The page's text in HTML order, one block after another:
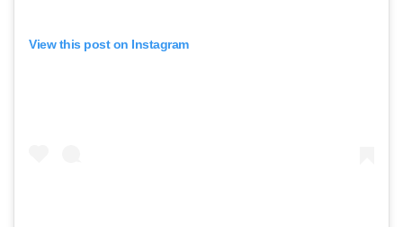
View this post on Instagram